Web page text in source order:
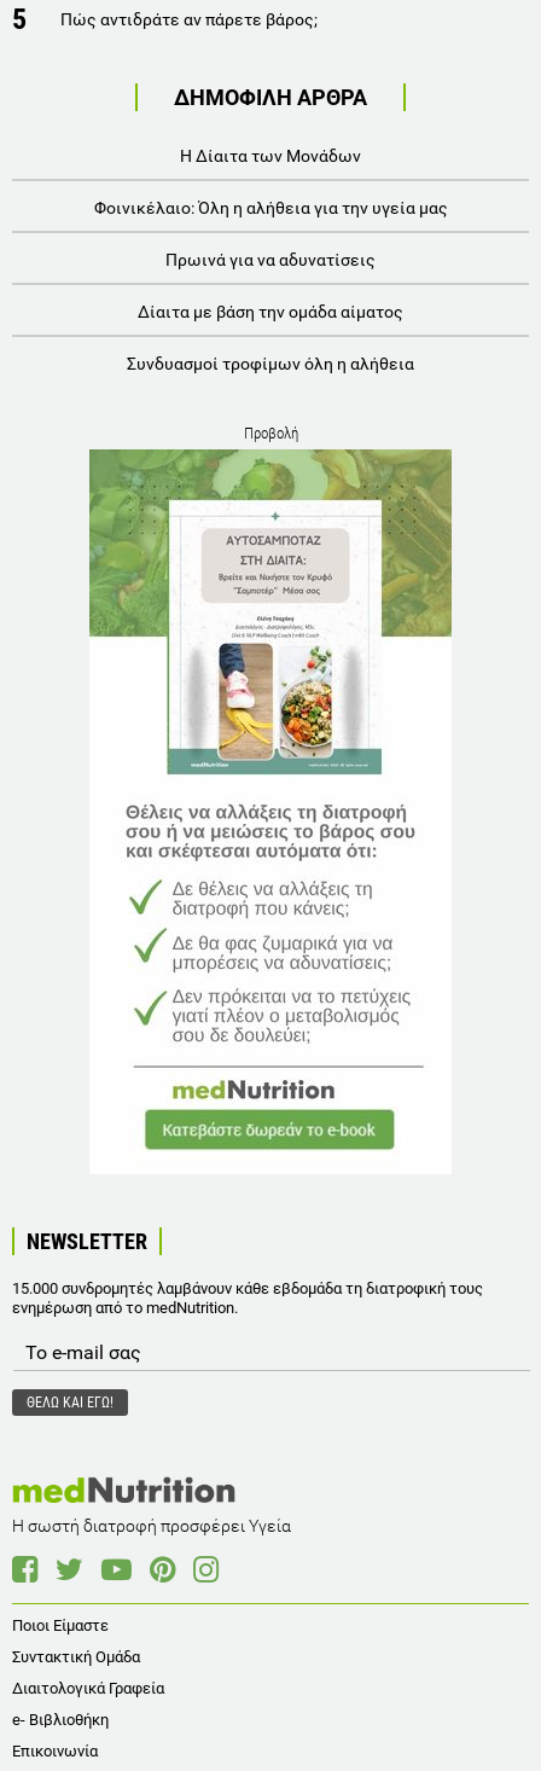
5 Πώς αντιδράτε αν πάρετε βάρος;
ΔΗΜΟΦΙΛΗ ΑΡΘΡΑ
Η Δίαιτα των Μονάδων
Φοινικέλαιο: Όλη η αλήθεια για την υγεία μας
Πρωινά για να αδυνατίσεις
Δίαιτα με βάση την ομάδα αίματος
Συνδυασμοί τροφίμων όλη η αλήθεια
Προβολή
NEWSLETTER
15.000 συνδρομητές λαμβάνουν κάθε εβδομάδα τη διατροφική τους
ενημέρωση από το medNutrition.
Η σωστή διατροφή προσφέρει Υγεία
Ποιοι Είμαστε
Συντακτική Ομάδα
Διαιτολογικά Γραφεία
e- Βιβλιοθήκη
Επικοινωνία